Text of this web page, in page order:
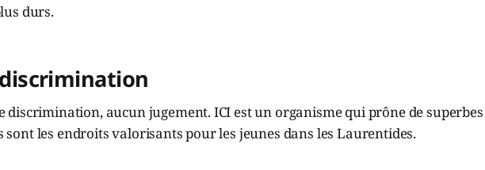
durs.
discrimination, aucun jugement. ICI est un organisme qui prône de superbes
sont les endroits valorisants pour les jeunes dans les Laurentides.